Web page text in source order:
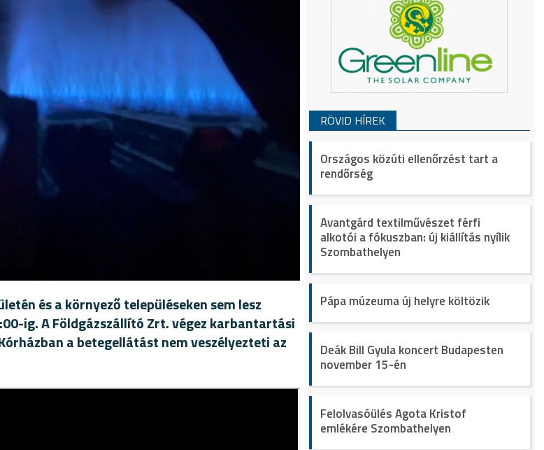
és a környező településeken sem lesz
ig. A Földgázszállító Zrt. végez karbantartási
a betegellátást nem veszélyezteti az
RÖVID HÍREK
Országos közúti ellenőrzést tart a
rendőrség
Avantgárd textilművészet férfi
alkotói a fókuszban: új kiállítás nyílik
Szombathelyen
Pápa múzeuma új helyre költözik
Deák Bill Gyula koncert Budapesten
november 15-én
Felolvasóülés Agota Kristof
emlékére Szombathelyen